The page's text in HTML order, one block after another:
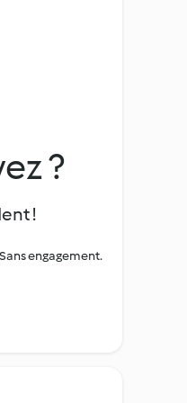
?
!
engagement.